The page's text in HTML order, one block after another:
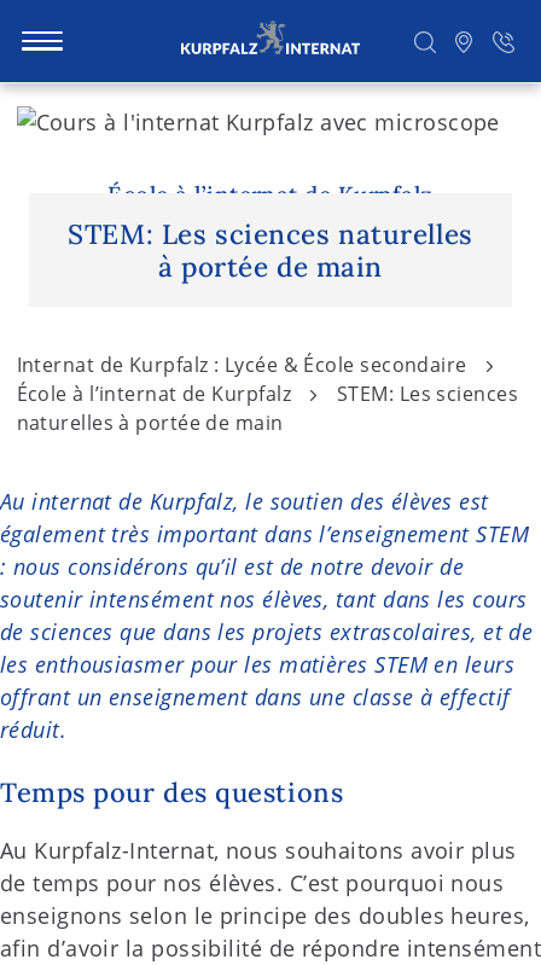
S
t
RechercherÉcole à l’internat de Kurpfalz
STEM: Les sciences naturelles
à portée de main
Internat de Kurpfalz : Lycée & École secondaire
École à l’internat de Kurpfalz
STEM: Les sciences
naturelles à portée de main
Au internat de Kurpfalz, le soutien des élèves est
également très important dans l’enseignement STEM
: nous considérons qu’il est de notre devoir de
soutenir intensément nos élèves, tant dans les cours
de sciences que dans les projets extrascolaires, et de
les enthousiasmer pour les matières STEM en leurs
offrant un enseignement dans une classe à effectif
réduit.
Temps pour des questions
Au Kurpfalz-Internat, nous souhaitons avoir plus
de temps pour nos élèves. C’est pourquoi nous
enseignons selon le principe des doubles heures,
afin d’avoir la possibilité de répondre intensément